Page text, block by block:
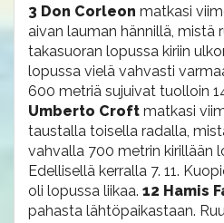
3 Don Corleon matkasi
aivan lauman hännillä, mistä
takasuoran lopussa kiriin
lopussa vielä vahvasti
600 metriä sujuivat tuolloin
Umberto Croft matkasi
taustalla toisella radalla,
vahvalla 700 metrin kirillään
Edellisellä kerralla 7. 11.
oli lopussa liikaa. 12 Hamis
pahasta lähtöpaikastaan.